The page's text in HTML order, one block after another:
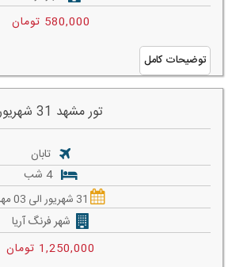
580,000 تومان
توضیحات کامل
تور مشهد 31 شهریور
تابان
4 شب
31 شهریور الی 03 مهر
شهر فرنگ آریا
1,250,000 تومان